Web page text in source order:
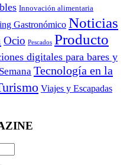
Innovación alimentaria
Gastronómico Noticias
Ocio Pescados Producto
digitales para bares y
Tecnología en la
Viajes y Escapadas